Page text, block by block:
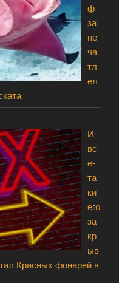
ф
за
пе
ча
тл
ел
И
вс
е-
та
ки
его
за
кр
ыв
Красных фонарей в